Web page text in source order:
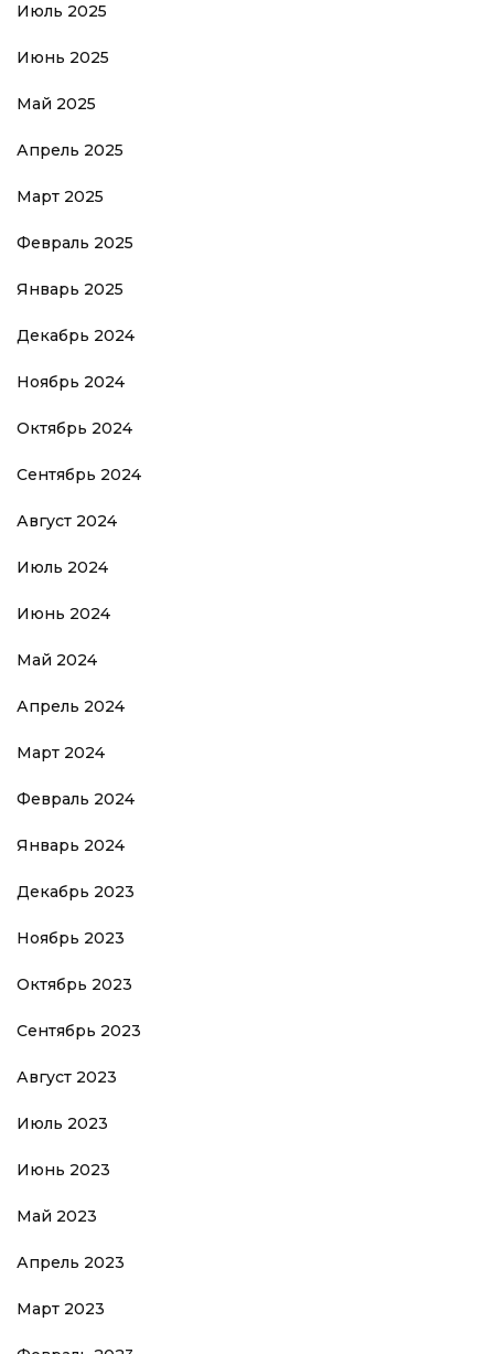
Июль 2025
Июнь 2025
Май 2025
Апрель 2025
Март 2025
Февраль 2025
Январь 2025
Декабрь 2024
Ноябрь 2024
Октябрь 2024
Сентябрь 2024
Август 2024
Июль 2024
Июнь 2024
Май 2024
Апрель 2024
Март 2024
Февраль 2024
Январь 2024
Декабрь 2023
Ноябрь 2023
Октябрь 2023
Сентябрь 2023
Август 2023
Июль 2023
Июнь 2023
Май 2023
Апрель 2023
Март 2023